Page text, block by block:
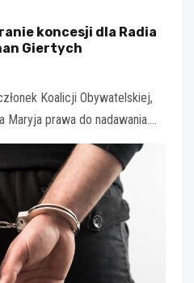
koncesji dla Radia
Giertych
Koalicji Obywatelskiej,
Maryja prawa do nadawania.…